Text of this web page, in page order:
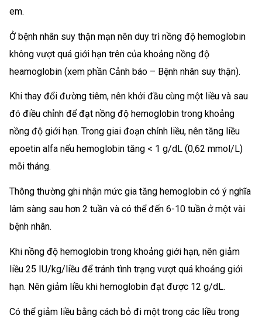
em.
Ở bệnh nhân suy thận mạn nên duy trì nồng độ hemoglobin
không vượt quá giới hạn trên của khoảng nồng độ
heamoglobin (xem phần Cảnh báo – Bệnh nhân suy thận).
Khi thay đổi đường tiêm, nên khởi đầu cùng một liều và sau
đó điều chỉnh để đạt nồng độ hemoglobin trong khoảng
nồng độ giới hạn. Trong giai đoạn chỉnh liều, nên tăng liều
epoetin alfa nếu hemoglobin tăng < 1 g/dL (0,62 mmol/L)
mỗi tháng.
Thông thường ghi nhận mức gia tăng hemoglobin có ý nghĩa
lâm sàng sau hơn 2 tuần và có thể đến 6-10 tuần ở một vài
bệnh nhân.
Khi nồng độ hemoglobin trong khoảng giới hạn, nên giảm
liều 25 IU/kg/liều để tránh tình trạng vượt quá khoảng giới
hạn. Nên giảm liều khi hemoglobin đạt được 12 g/dL.
Có thể giảm liều bằng cách bỏ đi một trong các liều trong